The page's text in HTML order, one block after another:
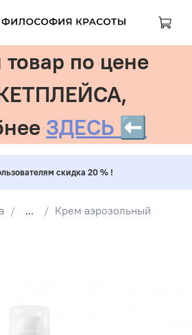
по цене
ЗДЕСЬ ⬅️
скидка 20 % !
... Крем аэрозольный